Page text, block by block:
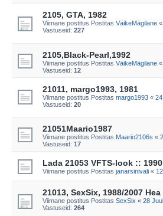
2105, GTA, 1982
Viimane postitus Postitas VäikeMägilane «
Vastuseid: 227
2105,Black-Pearl,1992
Viimane postitus Postitas VäikeMägilane «
Vastuseid: 12
21011, margo1993, 1981
Viimane postitus Postitas margo1993 «
Vastuseid: 20
21051Maario1987
Viimane postitus Postitas Maario2106s «
Vastuseid: 17
Lada 21053 VFTS-look ::
Viimane postitus Postitas janarsinivali «
21013, SexSix, 1988/2007
Viimane postitus Postitas SexSix « 28
Vastuseid: 264